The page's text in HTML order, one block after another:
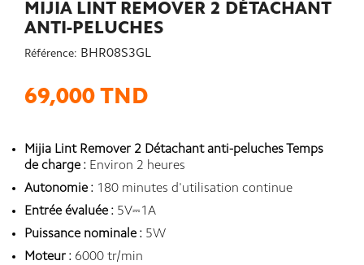
MIJIA LINT REMOVER 2 DÉTACHANT
ANTI-PELUCHES
Référence: BHR08S3GL
69,000 TND
Mijia Lint Remover 2 Détachant anti-peluches Temps
de charge : Environ 2 heures
Autonomie : 180 minutes d'utilisation continue
Entrée évaluée : 5V⎓1A
Puissance nominale : 5W
Moteur : 6000 tr/min